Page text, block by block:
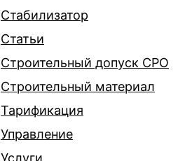
Стабилизатор
Статьи
Строительный допуск СРО
Строительный материал
Тарификация
Управление
Услуги